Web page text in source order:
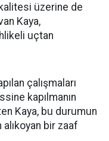
üzerine de
Kaya,
uçtan
çalışmaları
kapılmanın
Kaya, bu durumun
bir zaaf